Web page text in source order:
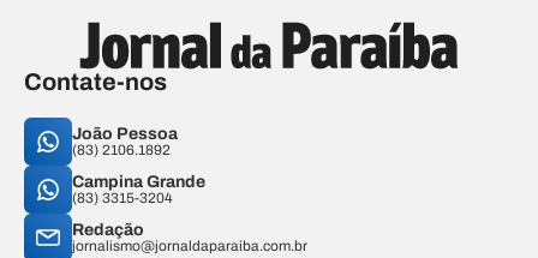
Contate-nos
João Pessoa
(83) 2106.1892
Campina Grande
(83) 3315-3204
Redação
jornalismo@jornaldaparaiba.com.br